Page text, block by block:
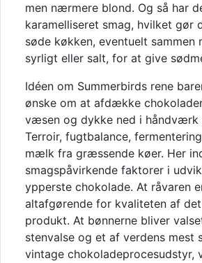
men nærmere blond. Og så har
karamelliseret smag, hvilket gør
søde køkken, eventuelt sammen
syrligt eller salt, for at give
Idéen om Summerbirds rene
ønske om at afdække
væsen og dykke ned i håndværk
Terroir, fugtbalance,
mælk fra græssende køer. Her
smagspåvirkende faktorer i
ypperste chokolade. At råvaren
altafgørende for kvaliteten af
produkt. At bønnerne bliver
stenvalse og et af verdens mest
vintage chokoladeprocesudstyr,